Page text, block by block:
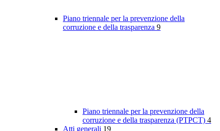
Piano triennale per la prevenzione della
corruzione e della trasparenza 9
Piano triennale per la prevenzione della
corruzione e della trasparenza (PTPCT) 4
Atti generali 19